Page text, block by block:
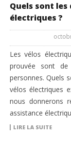
Quels sont
électriques ?
Les vélos
prouvée sont
personnes. Quels
vélos électriques
nous donnerons
assistance
LIRE LA SUITE